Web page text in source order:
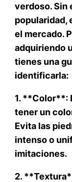
verdoso. Sin
popularidad,
el mercado.
adquiriendo
tienes una
identificarla:
1. **Color**:
tener un
Evita las
intenso o
imitaciones.
2.